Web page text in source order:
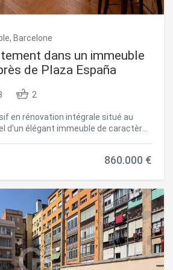
Barcelone
dans un immeuble
de Plaza España
2
en rénovation intégrale situé au
d'un élégant immeuble de caractère,
salle à manger avec cuisine intégrée
comme un espace spacieux,
de lumière naturelle, avec accès au
comprendra trois chambres, dont
avec salle de bain privative,
double, une troisième chambre
seconde salle de bain complète. Il
860.000 €